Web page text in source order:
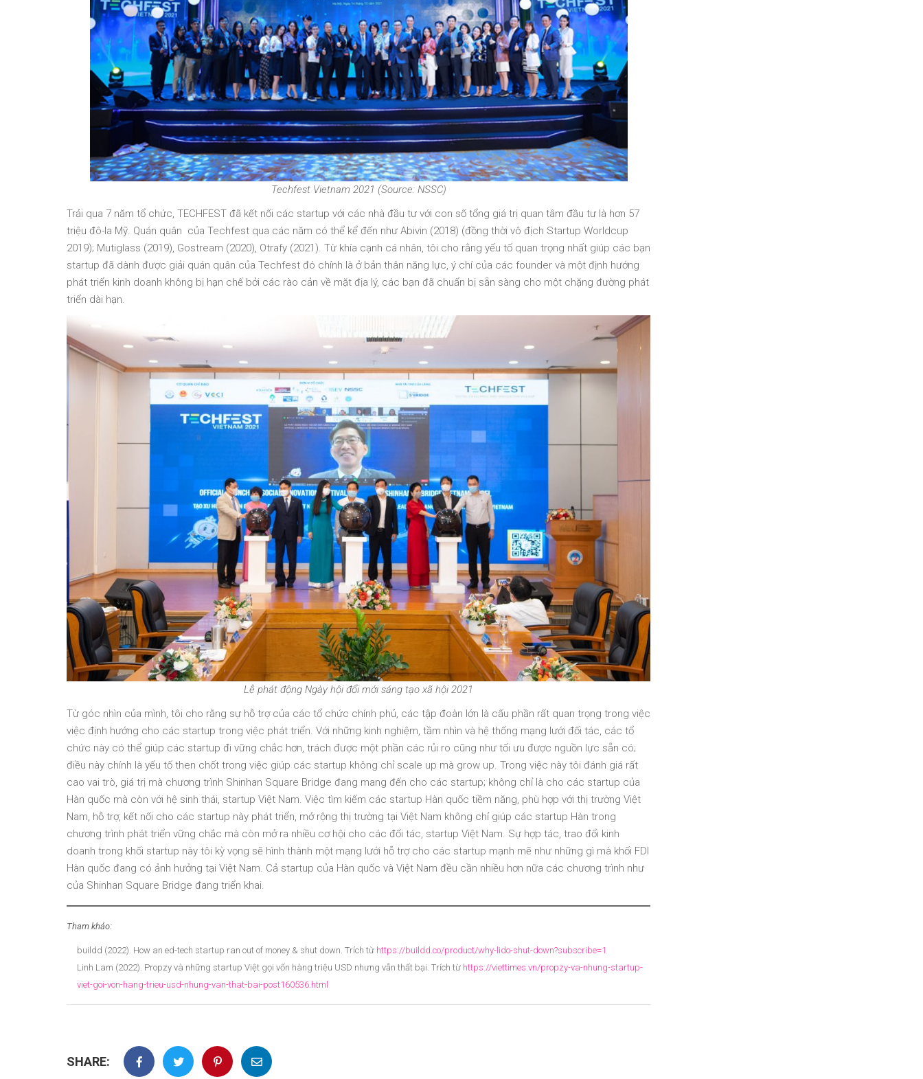
Techfest Vietnam 2021 (Source: NSSC)
Trải qua 7 năm tổ chức, TECHFEST đã kết nối các startup với các nhà đầu tư với con số tổng giá trị quan tâm đầu tư là hơn 57
triệu đô-la Mỹ. Quán quân của Techfest qua các năm có thể kể đến như Abivin (2018) (đồng thời vô địch Startup Worldcup
2019); Mutiglass (2019), Gostream (2020), Otrafy (2021). Từ khía cạnh cá nhân, tôi cho rằng yếu tố quan trọng nhất giúp các bạn
startup đã dành được giải quán quân của Techfest đó chính là ở bản thân năng lực, ý chí của các founder và một định hướng
phát triển kinh doanh không bị hạn chế bởi các rào cản về mặt địa lý, các bạn đã chuẩn bị sẵn sàng cho một chặng đường phát
triển dài hạn.
Lễ phát động Ngày hội đổi mới sáng tạo xã hội 2021
Từ góc nhìn của mình, tôi cho rằng sự hỗ trợ của các tổ chức chính phủ, các tập đoàn lớn là cấu phần rất quan trọng trong việc
việc định hướng cho các startup trong việc phát triển. Với những kinh nghiệm, tầm nhìn và hệ thống mạng lưới đối tác, các tổ
chức này có thể giúp các startup đi vững chắc hơn, trách được một phần các rủi ro cũng như tối ưu được nguồn lực sẵn có;
điều này chính là yếu tố then chốt trong việc giúp các startup không chỉ scale up mà grow up. Trong việc này tôi đánh giá rất
cao vai trò, giá trị mà chương trình Shinhan Square Bridge đang mang đến cho các startup; không chỉ là cho các startup của
Hàn quốc mà còn với hệ sinh thái, startup Việt Nam. Việc tìm kiếm các startup Hàn quốc tiềm năng, phù hợp với thị trường Việt
Nam, hỗ trợ, kết nối cho các startup này phát triển, mở rộng thị trường tại Việt Nam không chỉ giúp các startup Hàn trong
chương trình phát triển vững chắc mà còn mở ra nhiều cơ hội cho các đối tác, startup Việt Nam. Sự hợp tác, trao đổi kinh
doanh trong khối startup này tôi kỳ vọng sẽ hình thành một mạng lưới hỗ trợ cho các startup mạnh mẽ như những gì mà khối FDI
Hàn quốc đang có ảnh hưởng tại Việt Nam. Cả startup của Hàn quốc và Việt Nam đều cần nhiều hơn nữa các chương trình như
của Shinhan Square Bridge đang triển khai.
Tham khảo:
buildd (2022). How an ed-tech startup ran out of money & shut down. Trích từ https://buildd.co/product/why-lido-shut-down?subscribe=1
Linh Lam (2022). Propzy và những startup Việt gọi vốn hàng triệu USD nhưng vẫn thất bại. Trích từ https://viettimes.vn/propzy-va-nhung-startup-
viet-goi-von-hang-trieu-usd-nhung-van-that-bai-post160536.html
SHARE: